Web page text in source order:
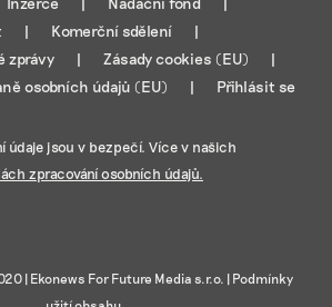
Komerční sdělení
zprávy
Zásady cookies (EU)
osobních údajů (EU)
Přihlásit se
údaje jsou v bezpečí. Více v našich
zpracování osobních údajů.
| Ekonews For Future Media s.r.o. | Podmínky